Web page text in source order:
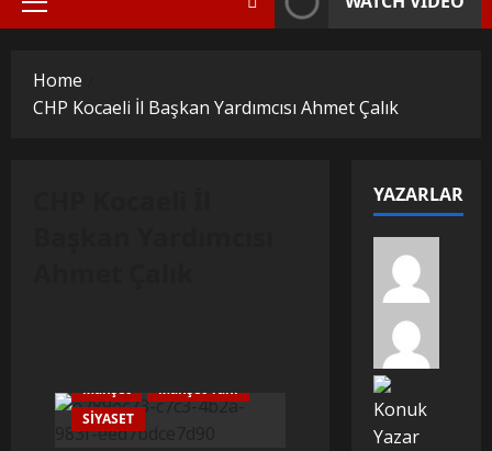
Primary
Home
CHP Kocaeli İl Başkan Yardımcısı Ahmet Çalık
Manşet
Manşet Yanı
SİYASET
YAZARLAR
Konuk
Yazar